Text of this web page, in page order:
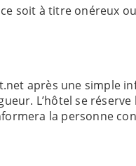
soit à titre onéreux
après une simple
L’hôtel se
la personne